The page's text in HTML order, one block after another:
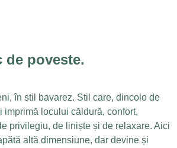
de poveste.
în stil bavarez. Stil care, dincolo de
imprimă locului căldură, confort,
privilegiu, de liniște și de relaxare. Aici
altă dimensiune, dar devine și